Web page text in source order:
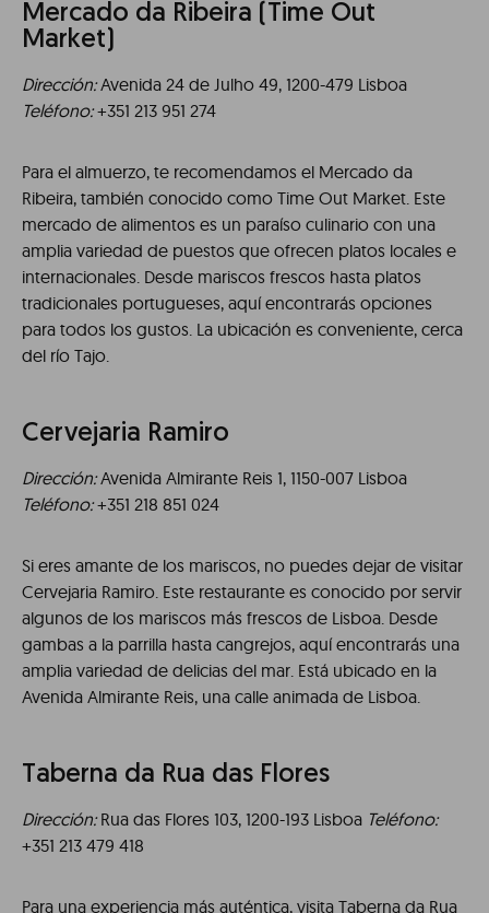
Mercado da Ribeira (Time Out
Market)
Dirección:Avenida 24 de Julho 49, 1200-479 Lisboa
Teléfono:+351 213 951 274
Para el almuerzo, te recomendamos el Mercado da
Ribeira, también conocido como Time Out Market. Este
mercado de alimentos es un paraíso culinario con una
amplia variedad de puestos que ofrecen platos locales e
internacionales. Desde mariscos frescos hasta platos
tradicionales portugueses, aquí encontrarás opciones
para todos los gustos. La ubicación es conveniente, cerca
del río Tajo.
Cervejaria Ramiro
Dirección:Avenida Almirante Reis 1, 1150-007 Lisboa
Teléfono:+351 218 851 024
Si eres amante de los mariscos, no puedes dejar de visitar
Cervejaria Ramiro. Este restaurante es conocido por servir
algunos de los mariscos más frescos de Lisboa. Desde
gambas a la parrilla hasta cangrejos, aquí encontrarás una
amplia variedad de delicias del mar. Está ubicado en la
Avenida Almirante Reis, una calle animada de Lisboa.
Taberna da Rua das Flores
Dirección:Rua das Flores 103, 1200-193 Lisboa Teléfono:
+351 213 479 418
Para una experiencia más auténtica, visita Taberna da Rua